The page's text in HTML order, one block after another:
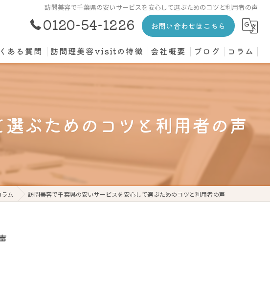
訪問美容で千葉県の安いサービスを安心して選ぶためのコツと利用者の声
0120-54-1226 お問い合わせはこちら
ある質問 訪問理美容visitの特徴
高齢者
寝たきり
個人宅
会社概要 ブログ コラム
ぶためのコツと利用者の声
ラム 訪問美容で千葉県の安いサービスを安心して選ぶためのコツと利用者の声